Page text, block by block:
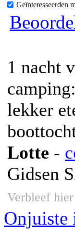
Geïnteresseerden
1 nacht
lekker
Lotte -
Gidsen
Verbleef
Onjuiste